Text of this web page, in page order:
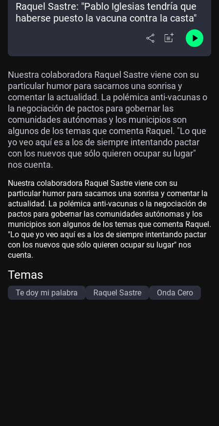
Raquel Sastre: "Pablo Iglesias tendría que
haberse puesto la vacuna contra la casta"
Nuestra colaboradora Raquel Sastre viene con su
particular humor para sacarnos una sonrisa y
comentar la actualidad. La polémica anti-vacunas o
la negociación de pactos para gobernar las
comunidades autónomas y los municipios son
algunos de los temas que comenta Raquel. "Lo que
yo veo aquí es a los de siempre intentando pactar
con los nuevos que sólo quieren ocupar su lugar"
nos cuenta.
Nuestra colaboradora Raquel Sastre viene con su
particular humor para sacarnos una sonrisa y comentar la
actualidad. La polémica anti-vacunas o la negociación de
pactos para gobernar las comunidades autónomas y los
municipios son algunos de los temas que comenta Raquel.
"Lo que yo veo aquí es a los de siempre intentando pactar
con los nuevos que sólo quieren ocupar su lugar" nos
cuenta.
Temas
Te doy mi palabra Raquel Sastre Onda Cero